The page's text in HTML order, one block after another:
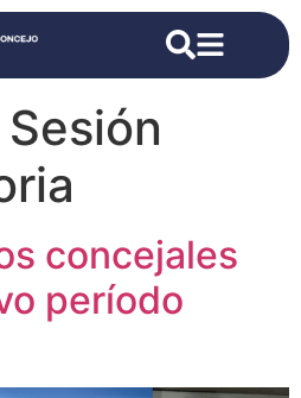
Sesión
concejales
período